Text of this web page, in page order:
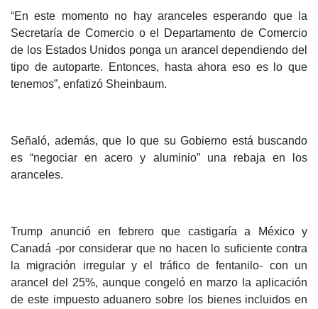
“En este momento no hay aranceles esperando que la
Secretaría de Comercio o el Departamento de Comercio
de los Estados Unidos ponga un arancel dependiendo del
tipo de autoparte. Entonces, hasta ahora eso es lo que
tenemos”, enfatizó Sheinbaum.
Señaló, además, que lo que su Gobierno está buscando
es “negociar en acero y aluminio” una rebaja en los
aranceles.
Trump anunció en febrero que castigaría a México y
Canadá -por considerar que no hacen lo suficiente contra
la migración irregular y el tráfico de fentanilo- con un
arancel del 25%, aunque congeló en marzo la aplicación
de este impuesto aduanero sobre los bienes incluidos en